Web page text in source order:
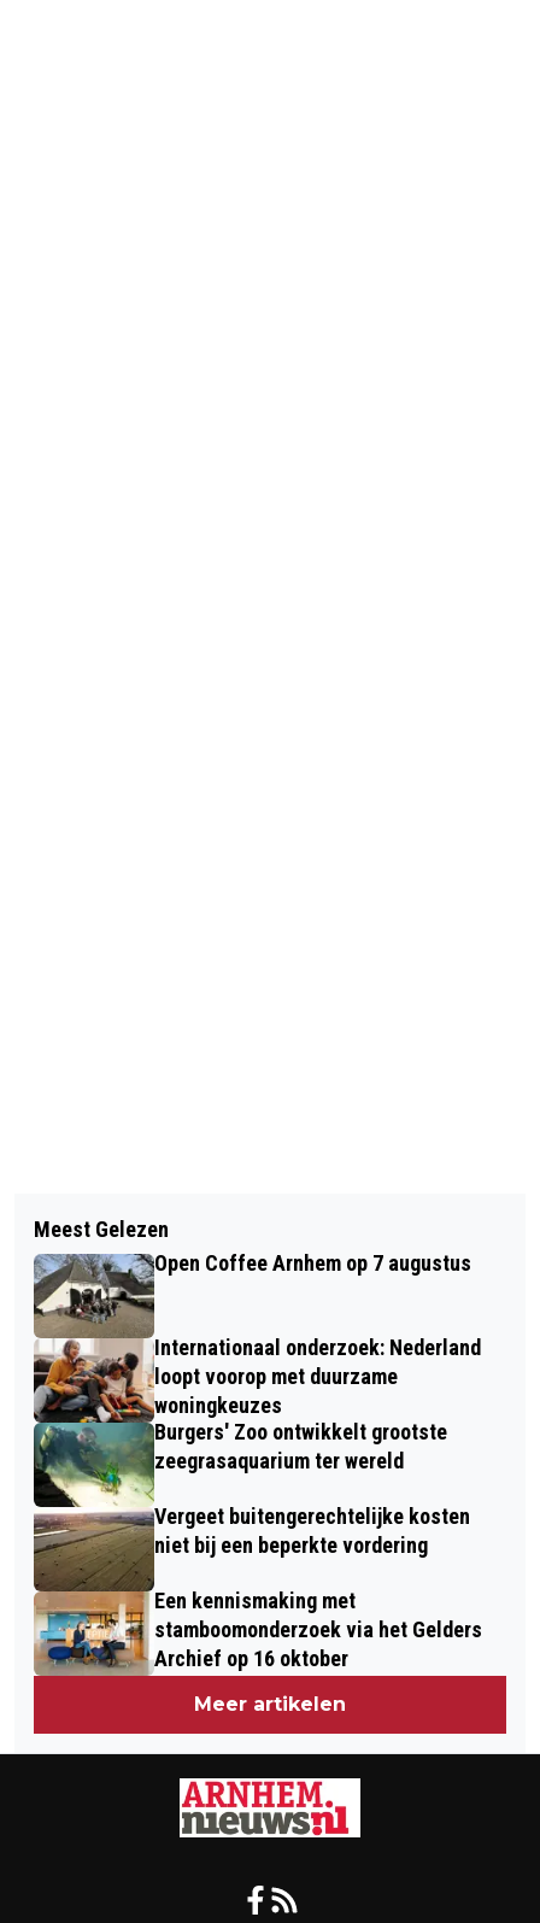
ARNHEM IS EEN BOSJE RIJKER
Meest Gelezen
Open Coffee Arnhem op 7 augustus
Internationaal onderzoek: Nederland
loopt voorop met duurzame
woningkeuzes
Burgers' Zoo ontwikkelt grootste
zeegrasaquarium ter wereld
Vergeet buitengerechtelijke kosten
niet bij een beperkte vordering
Een kennismaking met
stamboomonderzoek via het Gelders
Archief op 16 oktober
Meer artikelen